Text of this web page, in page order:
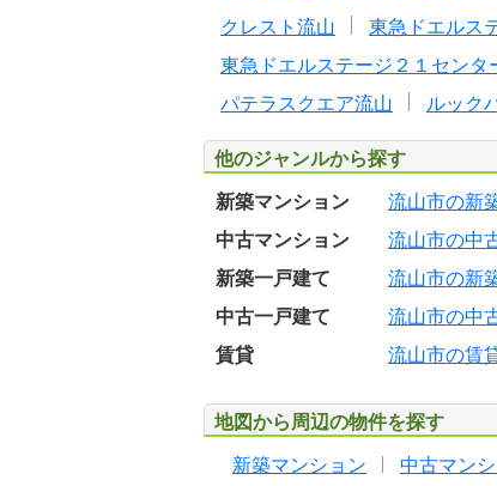
クレスト流山
東急ドエルス
東急ドエルステージ２１センタ
パテラスクエア流山
ルック
他のジャンルから探す
新築マンション 流山市の新
中古マンション
流山市の中
新築一戸建て
流山市の新
中古一戸建て
流山市の中
賃貸
流山市の賃
地図から周辺の物件を探す
新築マンション 中古マン